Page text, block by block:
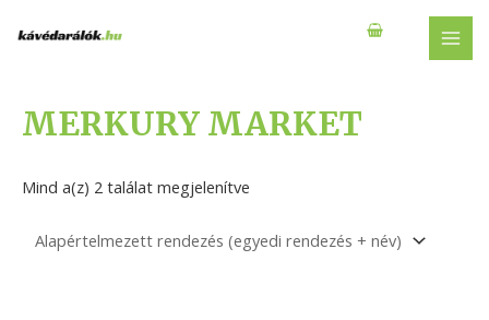
MERKURY MARKET
Mind a(z) 2 találat megjelenítve